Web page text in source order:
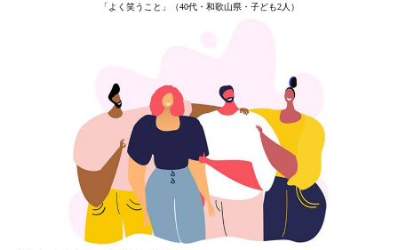
「よく笑うこと」（40代・和歌山県・子ども2人）